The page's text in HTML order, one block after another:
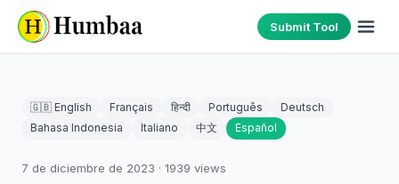
Submit Tool
🇬🇧 English Français हिन्दी Português
Deutsch
Bahasa Indonesia
Italiano 中文 Español
7 de diciembre de 2023 · 1939 views